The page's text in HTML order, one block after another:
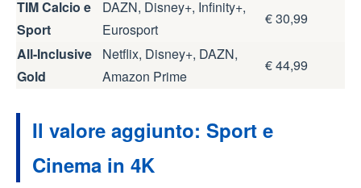
TIM Calcio e
Sport
DAZN, Disney+, Infinity+,
Eurosport
€ 30,99
All-Inclusive
Gold
Netflix, Disney+, DAZN,
Amazon Prime
€ 44,99
Il valore aggiunto: Sport e
Cinema in 4K